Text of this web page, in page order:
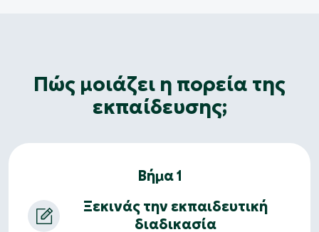
Πώς μοιάζει η πορεία της
εκπαίδευσης;
Βήμα 1
Ξεκινάς την εκπαιδευτική
διαδικασία